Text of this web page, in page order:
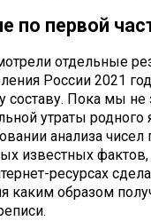
по первой
отдельные
России 2021
составу. Пока мы не
утраты
анализа чисел
известных
ресурсах
каким образом